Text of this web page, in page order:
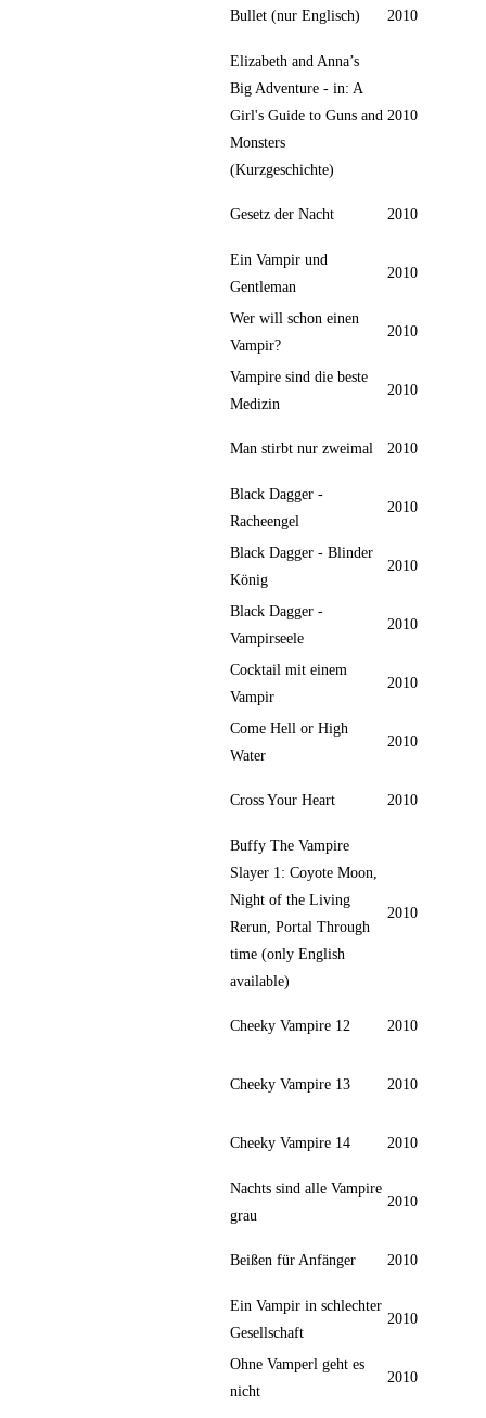
Bullet (nur Englisch) 2010
Elizabeth and Anna’s
Big Adventure - in: A
Girl's Guide to Guns and
Monsters
(Kurzgeschichte)
2010
Gesetz der Nacht 2010
Ein Vampir und
Gentleman
2010
Wer will schon einen
Vampir?
2010
Vampire sind die beste
Medizin
2010
Man stirbt nur zweimal 2010
Black Dagger -
Racheengel
2010
Black Dagger - Blinder
König
2010
Black Dagger -
Vampirseele
2010
Cocktail mit einem
Vampir
2010
Come Hell or High
Water
2010
Cross Your Heart 2010
Buffy The Vampire
Slayer 1: Coyote Moon,
Night of the Living
Rerun, Portal Through
time (only English
available)
2010
Cheeky Vampire 12 2010
Cheeky Vampire 13 2010
Cheeky Vampire 14 2010
Nachts sind alle Vampire
grau
2010
Beißen für Anfänger 2010
Ein Vampir in schlechter
Gesellschaft
2010
Ohne Vamperl geht es
nicht
2010